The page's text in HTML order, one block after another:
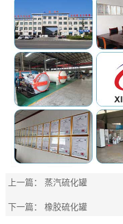
上一篇： 蒸汽硫化罐
下一篇：橡胶硫化罐